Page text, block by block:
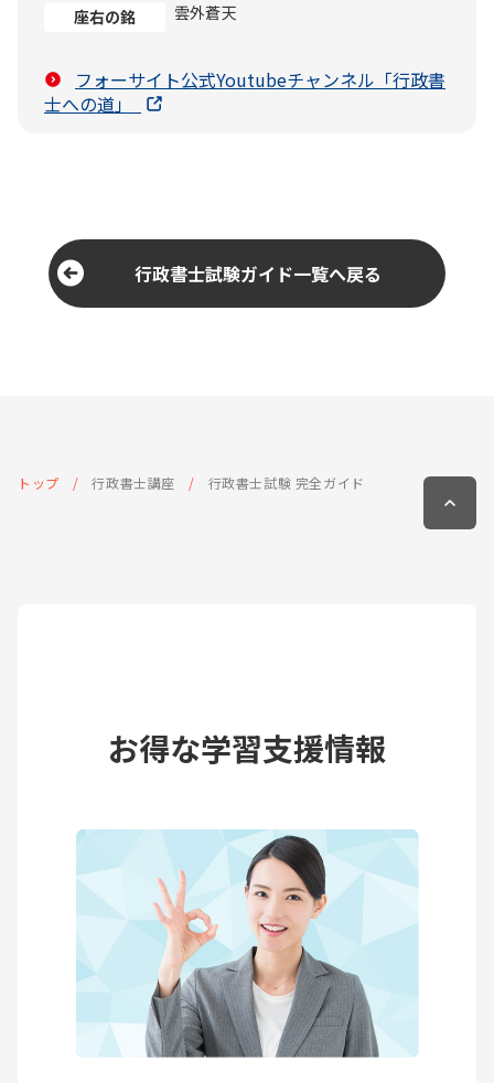
座右の銘
雲外蒼天
フォーサイト公式Youtubeチャンネル「行政書
士への道」
行政書士試験ガイド一覧へ戻る
トップ 行政書士講座 行政書士試験 完全ガイド
お得な学習支援情報